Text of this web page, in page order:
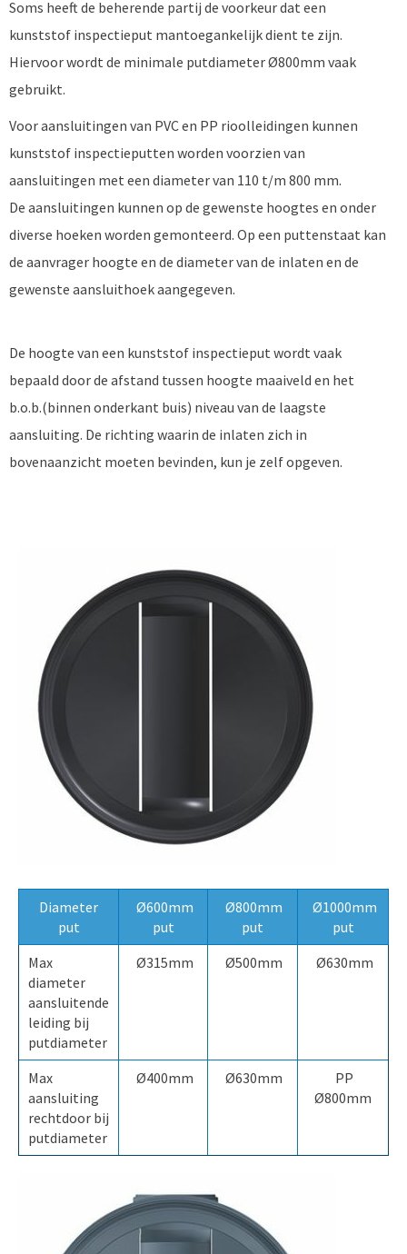
Soms heeft de beherende partij de voorkeur dat een
kunststof inspectieput mantoegankelijk dient te zijn.
Hiervoor wordt de minimale putdiameter Ø800mm vaak
gebruikt.
Voor aansluitingen van PVC en PP rioolleidingen kunnen
kunststof inspectieputten worden voorzien van
aansluitingen met een diameter van 110 t/m 800 mm.
De aansluitingen kunnen op de gewenste hoogtes en onder
diverse hoeken worden gemonteerd. Op een puttenstaat kan
de aanvrager hoogte en de diameter van de inlaten en de
gewenste aansluithoek aangegeven.
De hoogte van een kunststof inspectieput wordt vaak
bepaald door de afstand tussen hoogte maaiveld en het
b.o.b.(binnen onderkant buis) niveau van de laagste
aansluiting. De richting waarin de inlaten zich in
bovenaanzicht moeten bevinden, kun je zelf opgeven.
Diameter
put
Ø600mm
put
Ø800mm
put
Ø1000mm
put
Max
diameter
aansluitende
leiding bij
putdiameter
Ø315mm Ø500mm Ø630mm
Max
aansluiting
rechtdoor bij
putdiameter
Ø400mm Ø630mm
PP
Ø800mm